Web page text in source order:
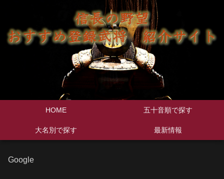
HOME 五十音順で探す
大名別で探す 最新情報
Google